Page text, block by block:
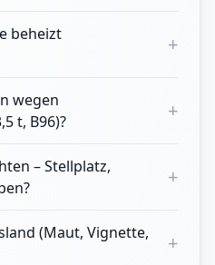
beheizt
+
wegen
t, B96)?
+
– Stellplatz,
+
(Maut, Vignette,
+